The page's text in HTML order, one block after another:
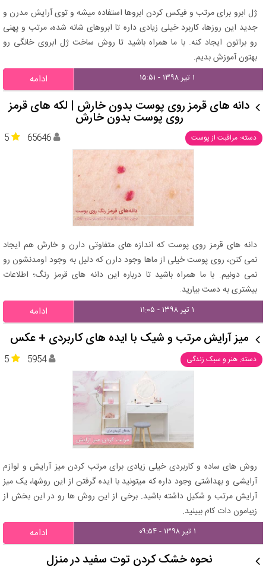
ژل ابرو برای مرتب و فیکس کردن ابروها استفاده میشه و توی آرایش مدرن و
جدید این روزها، کاربرد خیلی زیادی داره تا ابروهای شانه شده، مرتب و پهنی
رو براتون ایجاد کنه. با ما همراه باشید تا روش ساخت ژل ابروی خانگی رو
بهتون آموزش بدیم.
۱ تیر ۱۳۹۸ - ۱۵:۵۱ ادامه
دانه های قرمز روی پوست بدون خارش | لکه های قرمز
روی پوست بدون خارش
دسته: مراقبت از پوست 5 65646
دانه های قرمز روی پوست که اندازه های متفاوتی دارن و خارش هم ایجاد
نمی کنن، روی پوست خیلی از ماها وجود دارن که دلیل به وجود اومدنشون رو
نمی دونیم. با ما همراه باشید تا درباره این دانه های قرمز رنگ؛ اطلاعات
بیشتری به دست بیارید.
۱ تیر ۱۳۹۸ - ۱۱:۰۵ ادامه
میز آرایش مرتب و شیک با ایده های کاربردی + عکس
دسته: هنر و سبک زندگی 5 5954
روش های ساده و کاربردی خیلی زیادی برای مرتب کردن میز آرایش و لوازم
آرایشی و بهداشتی وجود داره که میتونید با ایده گرفتن از این روشها، یک میز
آرایش مرتب و شکیل داشته باشید. برخی از این روش ها رو در این بخش از
زیبامون دات کام ببینید.
۱ تیر ۱۳۹۸ - ۰۹:۵۴ ادامه
نحوه خشک کردن توت سفید در منزل